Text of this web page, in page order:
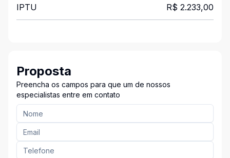
IPTU R$ 2.233,00
Proposta
Preencha os campos para que um de nossos
especialistas entre em contato